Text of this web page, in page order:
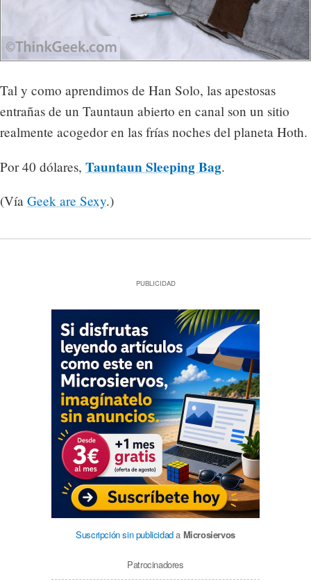
Tal y como aprendimos de Han Solo, las apestosas
entrañas de un Tauntaun abierto en canal son un sitio
realmente acogedor en las frías noches del planeta Hoth.
Por 40 dólares, Tauntaun Sleeping Bag.
(Vía Geek are Sexy.)
PUBLICIDAD
Suscripción sin publicidada Microsiervos
Patrocinadores